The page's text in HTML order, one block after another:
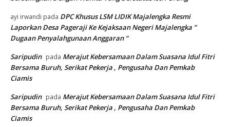
ayi irwandi pada DPC Khusus LSM LIDIK Majalengka Resmi
Laporkan Desa Pageraji Ke Kejaksaan Negeri Majalengka ”
Dugaan Penyalahgunaan Anggaran “
Saripudin pada Merajut Kebersamaan Dalam Suasana Idul Fitri
Bersama Buruh, Serikat Pekerja , Pengusaha Dan Pemkab
Ciamis
Saripudin pada Merajut Kebersamaan Dalam Suasana Idul Fitri
Bersama Buruh, Serikat Pekerja , Pengusaha Dan Pemkab
Ciamis